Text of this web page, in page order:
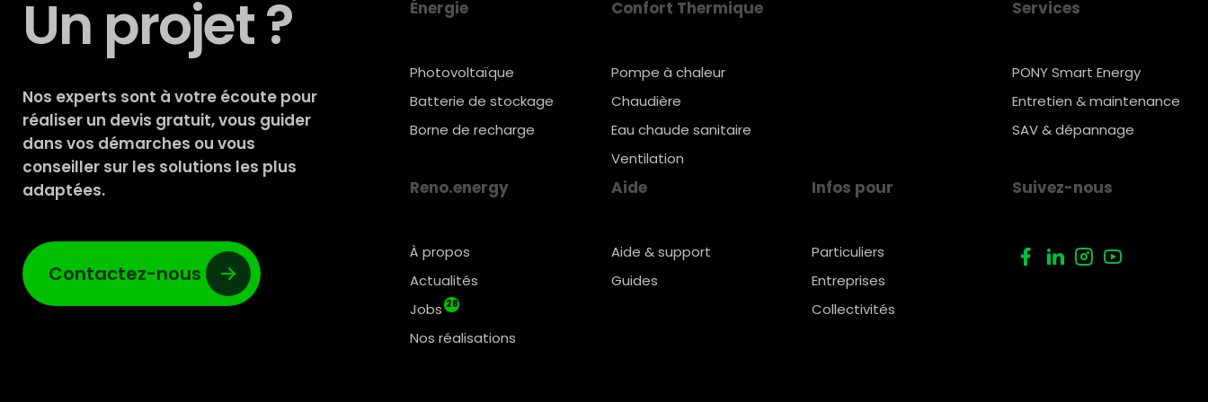
Un projet ?
Nos experts sont à votre écoute pour
réaliser un devis gratuit, vous guider
dans vos démarches ou vous
conseiller sur les solutions les plus
adaptées.
Contactez-nous
Énergie
Photovoltaïque
Batterie de stockage
Borne de recharge
Confort Thermique
Pompe à chaleur
Chaudière
Eau chaude sanitaire
Ventilation
Services
PONY Smart Energy
Entretien & maintenance
SAV & dépannage
Reno.energy
À propos
Actualités
Jobs 28
Nos réalisations
Aide
Aide & support
Guides
Infos pour
Particuliers
Entreprises
Collectivités
Suivez-nous